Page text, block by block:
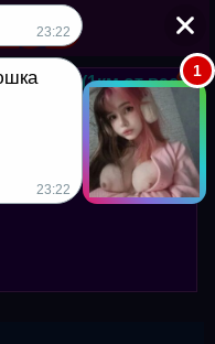
38 лет. (1км от вас)
вотсапп в профиле. Хочу
куни, пишите!
23:22
23:22
1